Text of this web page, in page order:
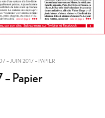
– JUIN 2017 – PAPIER
– Papier